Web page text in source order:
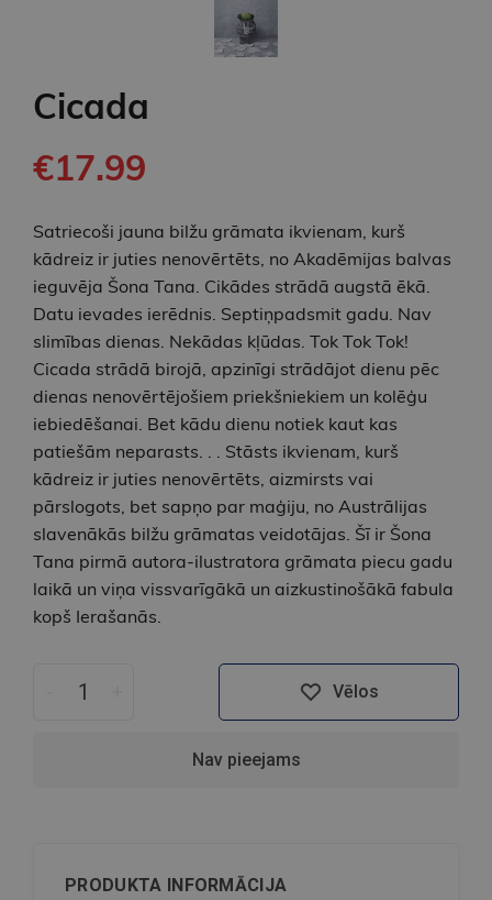
Cicada
€17.99
Satriecoši jauna bilžu grāmata ikvienam, kurš
kādreiz ir juties nenovērtēts, no Akadēmijas balvas
ieguvēja Šona Tana. Cikādes strādā augstā ēkā.
Datu ievades ierēdnis. Septiņpadsmit gadu. Nav
slimības dienas. Nekādas kļūdas. Tok Tok Tok!
Cicada strādā birojā, apzinīgi strādājot dienu pēc
dienas nenovērtējošiem priekšniekiem un kolēģu
iebiedēšanai. Bet kādu dienu notiek kaut kas
patiešām neparasts. . . Stāsts ikvienam, kurš
kādreiz ir juties nenovērtēts, aizmirsts vai
pārslogots, bet sapņo par maģiju, no Austrālijas
slavenākās bilžu grāmatas veidotājas. Šī ir Šona
Tana pirmā autora-ilustratora grāmata piecu gadu
laikā un viņa vissvarīgākā un aizkustinošākā fabula
kopš Ierašanās.
Vēlos
Nav pieejams
PRODUKTA INFORMĀCIJA